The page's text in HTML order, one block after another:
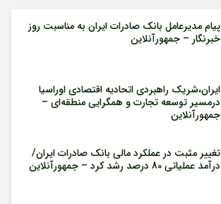
پیام مدیرعامل بانک صادرات ایران به مناسبت روز
خبرنگار – جمهورآنلاین
ایران،شریک راهبردی اتحادیه اقتصادی اوراسیا
درمسیر توسعه تجارت و همگرایی منطقه‌ای –
جمهورآنلاین
تغییر مثبت در عملکرد مالی بانک صادرات ایران/
درآمد عملیاتی 80 درصد رشد کرد – جمهورآنلاین